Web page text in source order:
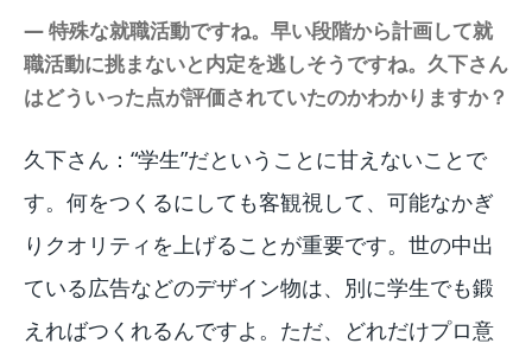
― 特殊な就職活動ですね。早い段階から計画して就
職活動に挑まないと内定を逃しそうですね。久下さん
はどういった点が評価されていたのかわかりますか？
久下さん：“学生”だということに甘えないことで
す。何をつくるにしても客観視して、可能なかぎ
りクオリティを上げることが重要です。世の中出
ている広告などのデザイン物は、別に学生でも鍛
えればつくれるんですよ。ただ、どれだけプロ意